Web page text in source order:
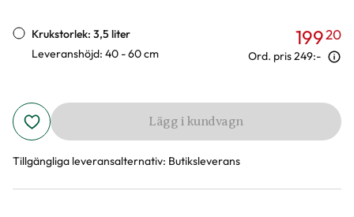
Krukstorlek: 3,5 liter
Leveranshöjd: 40 - 60 cm
19920
Ord. pris249:-
Lägg i kundvagn
Tillgängliga leveransalternativ: Butiksleverans